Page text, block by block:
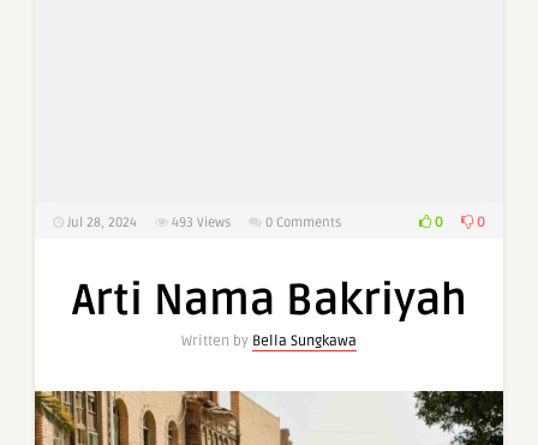
Jul 28, 2024 493 Views 0 Comments 0 0
Arti Nama Bakriyah
Written by Bella Sungkawa